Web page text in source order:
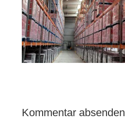
Kommentar absenden